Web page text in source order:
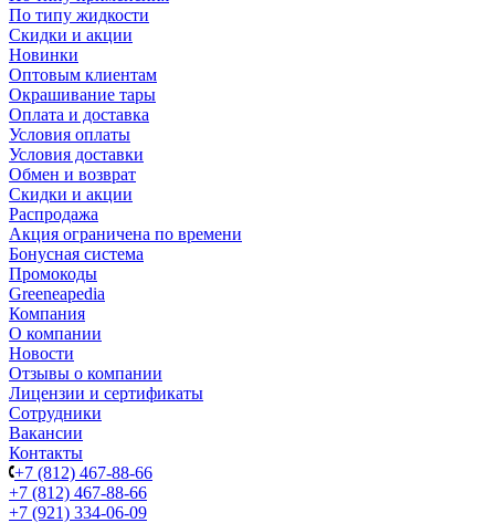
По типу жидкости
Скидки и акции
Новинки
Оптовым клиентам
Окрашивание тары
Оплата и доставка
Условия оплаты
Условия доставки
Обмен и возврат
Скидки и акции
Распродажа
Акция ограничена по времени
Бонусная система
Промокоды
Greeneapedia
Компания
О компании
Новости
Отзывы о компании
Лицензии и сертификаты
Сотрудники
Вакансии
Контакты
+7 (812) 467-88-66
+7 (812) 467-88-66
+7 (921) 334-06-09